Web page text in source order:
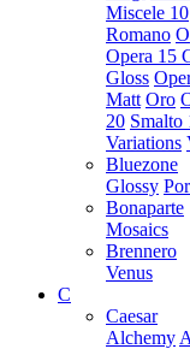
Miscele 10
Romano
Opera 15
Gloss
Matt Oro
20 Smalto
Variations
Bluezone
Glossy
Bonaparte
Mosaics
Brennero
Venus
C
Caesar
Alchemy